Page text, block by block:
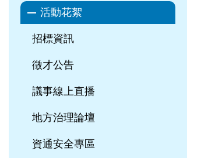
活動花絮
招標資訊
徵才公告
議事線上直播
地方治理論壇
資通安全專區